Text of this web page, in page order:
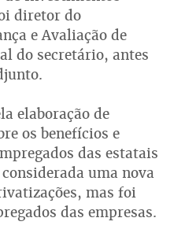
diretor do
e Avaliação de
do secretário, antes
elaboração de
os benefícios e
das estatais
uma nova
mas foi
das empresas.